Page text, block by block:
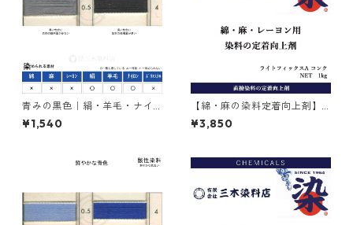
青みの黒色｜絹・羊毛・ナイ
ロンを染める｜含金染料｜20
g｜イレミアブラックBG（青
¥1,540
【綿・麻の染料定着向上剤】
｜1kg｜ライトフィックスAコ
ンク
¥3,850